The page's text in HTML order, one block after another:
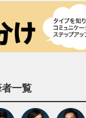
一覧